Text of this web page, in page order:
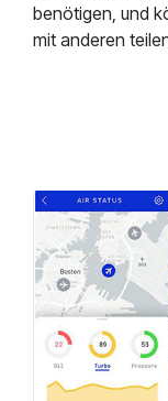
benötigen, und
mit anderen